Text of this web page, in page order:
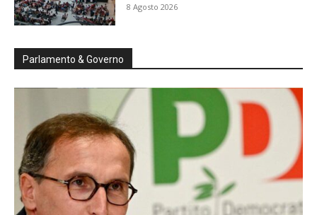
8 Agosto 2026
Parlamento & Governo